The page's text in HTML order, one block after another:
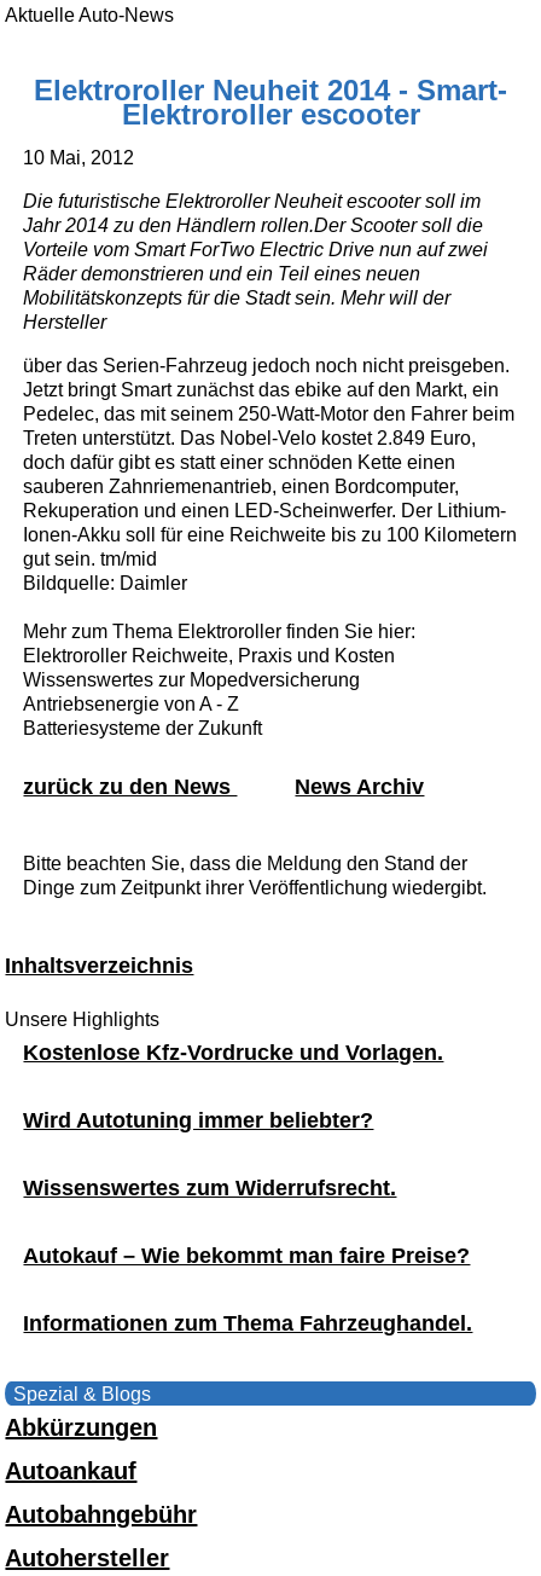
Aktuelle Auto-News
Elektroroller Neuheit 2014 - Smart-
Elektroroller escooter
10 Mai, 2012
Die futuristische Elektroroller Neuheit escooter soll im
Jahr 2014 zu den Händlern rollen.Der Scooter soll die
Vorteile vom Smart ForTwo Electric Drive nun auf zwei
Räder demonstrieren und ein Teil eines neuen
Mobilitätskonzepts für die Stadt sein. Mehr will der
Hersteller
über das Serien-Fahrzeug jedoch noch nicht preisgeben.
Jetzt bringt Smart zunächst das ebike auf den Markt, ein
Pedelec, das mit seinem 250-Watt-Motor den Fahrer beim
Treten unterstützt. Das Nobel-Velo kostet 2.849 Euro,
doch dafür gibt es statt einer schnöden Kette einen
sauberen Zahnriemenantrieb, einen Bordcomputer,
Rekuperation und einen LED-Scheinwerfer. Der Lithium-
Ionen-Akku soll für eine Reichweite bis zu 100 Kilometern
gut sein. tm/mid
Bildquelle: Daimler
Mehr zum Thema Elektroroller finden Sie hier:
Elektroroller Reichweite, Praxis und Kosten
Wissenswertes zur Mopedversicherung
Antriebsenergie von A - Z
Batteriesysteme der Zukunft
zurück zu den News News Archiv
Bitte beachten Sie, dass die Meldung den Stand der
Dinge zum Zeitpunkt ihrer Veröffentlichung wiedergibt.
Inhaltsverzeichnis
Unsere Highlights
Kostenlose Kfz-Vordrucke und Vorlagen.
Wird Autotuning immer beliebter?
Wissenswertes zum Widerrufsrecht.
Autokauf – Wie bekommt man faire Preise?
Informationen zum Thema Fahrzeughandel.
Spezial & Blogs
Abkürzungen
Autoankauf
Autobahngebühr
Autohersteller